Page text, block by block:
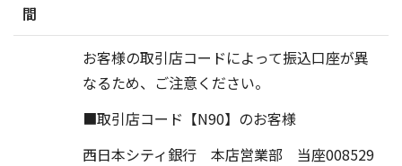
間
お客様の取引店コードによって振込口座が異
なるため、ご注意ください。
■取引店コード【N90】のお客様
西日本シティ銀行 本店営業部 当座008529